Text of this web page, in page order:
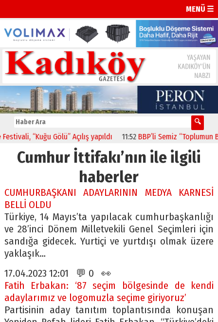
MENÜ ☰
“Kuğu Gölü” Açılış yapıldı 11:52 BBP’li Semiz “Toplumun
Cumhur İttifakı’nın ile ilgili
haberler
CUMHURBAŞKANI ADAYLARININ MEDYA KARNESİ
BELLİ OLDU
Türkiye, 14 Mayıs’ta yapılacak cumhurbaşkanlığı
ve 28’inci Dönem Milletvekili Genel Seçimleri için
sandığa gidecek. Yurtiçi ve yurtdışı olmak üzere
yaklaşık…
17.04.2023 12:01 💬 0 👀
Fatih Erbakan: ‘87 seçim bölgesinde de kendi
adaylarımız ve logomuzla seçime giriyoruz’
Partisinin aday tanıtım toplantısında konuşan